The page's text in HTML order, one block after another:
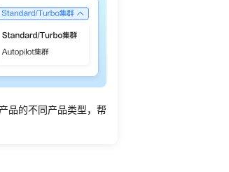
品的不同产品类型，帮
11-11 GMT+08:00
份